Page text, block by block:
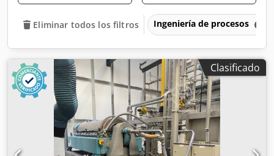
Eliminar todos los filtros Ingeniería de procesos
Clasificado